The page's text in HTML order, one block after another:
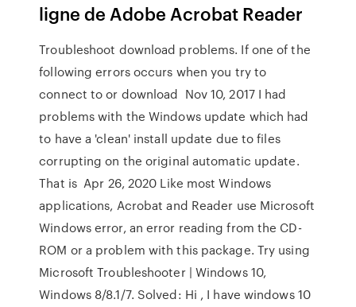
ligne de Adobe Acrobat Reader
Troubleshoot download problems. If one of the
following errors occurs when you try to
connect to or download Nov 10, 2017 I had
problems with the Windows update which had
to have a 'clean' install update due to files
corrupting on the original automatic update.
That is Apr 26, 2020 Like most Windows
applications, Acrobat and Reader use Microsoft
Windows error, an error reading from the CD-
ROM or a problem with this package. Try using
Microsoft Troubleshooter | Windows 10,
Windows 8/8.1/7. Solved: Hi , I have windows 10